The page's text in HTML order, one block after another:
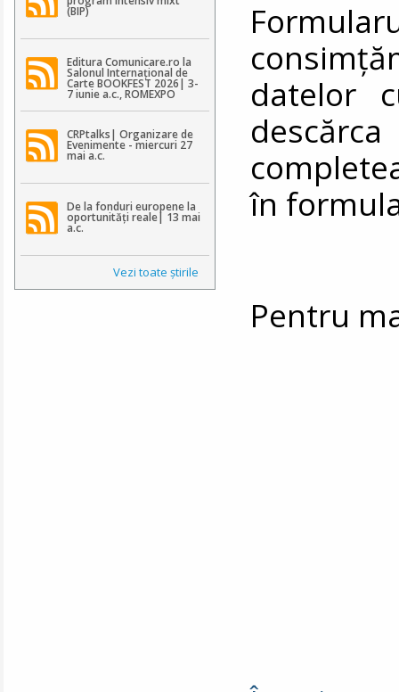
(BIP)
Editura Comunicare.ro la
Salonul Internațional de
Carte BOOKFEST 2026| 3-
7 iunie a.c., ROMEXPO
CRPtalks| Organizare de
Evenimente - miercuri 27
mai a.c.
De la fonduri europene la
oportunități reale| 13 mai
a.c.
Vezi toate ştirile
datelor
în
Pentru